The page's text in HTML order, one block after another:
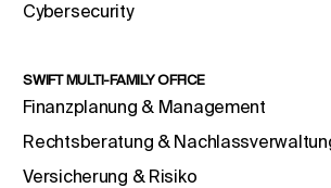
Cybersecurity
SWIFT MULTI-FAMILY OFFICE
Finanzplanung & Management
Rechtsberatung &
Versicherung & Risiko